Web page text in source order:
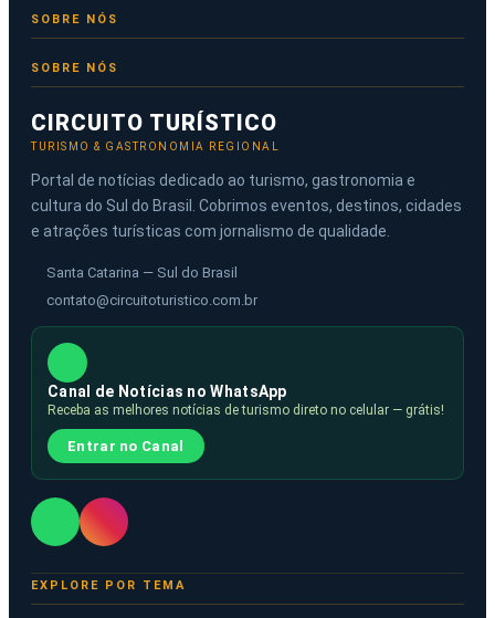
SOBRE NÓS
CIRCUITO TURÍSTICO
TURISMO & GASTRONOMIA REGIONAL
Portal de notícias dedicado ao turismo, gastronomia e
cultura do Sul do Brasil. Cobrimos eventos, destinos, cidades
e atrações turísticas com jornalismo de qualidade.
Santa Catarina — Sul do Brasil
contato@circuitoturistico.com.br
Canal de Notícias no WhatsApp
Receba as melhores notícias de turismo direto no celular — grátis!
Entrar no Canal